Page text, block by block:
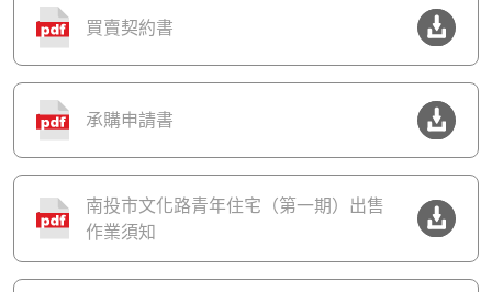
買賣契約書
承購申請書
南投市文化路青年住宅（第一期）出售
作業須知